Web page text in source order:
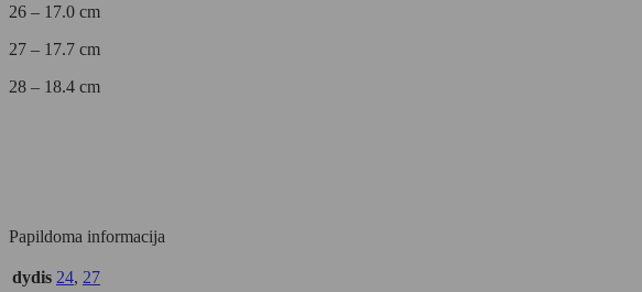
26 – 17.0 cm
27 – 17.7 cm
28 – 18.4 cm
Papildoma informacija
dydis 24, 27